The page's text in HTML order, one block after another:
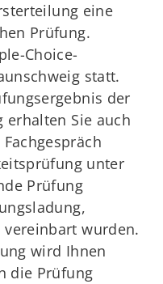
eine
Prüfung.
Choice-
statt.
der
Sie auch
unter
Prüfung
wurden.
wird Ihnen
die Prüfung